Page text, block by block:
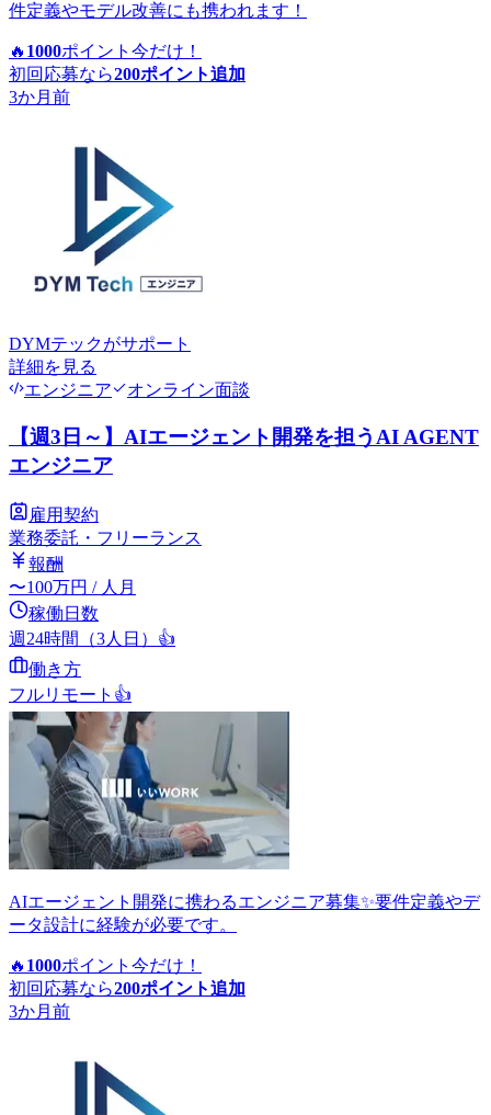
件定義やモデル改善にも携われます！
🔥 1000ポイント 今だけ！
初回応募なら200ポイント追加
3か月前
DYMテックがサポート
詳細を見る
エンジニア
オンライン面談
【週3日～】AIエージェント開発を担うAI AGENT
エンジニア
雇用契約
業務委託・フリーランス
報酬
〜100万円 / 人月
稼働日数
週24時間（3人日） 👍
働き方
フルリモート 👍
AIエージェント開発に携わるエンジニア募集✨要件定義やデ
ータ設計に経験が必要です。
🔥 1000ポイント 今だけ！
初回応募なら200ポイント追加
3か月前